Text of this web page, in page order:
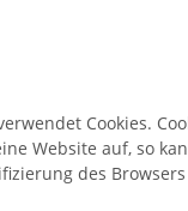
Cookies.
Website auf, so
des